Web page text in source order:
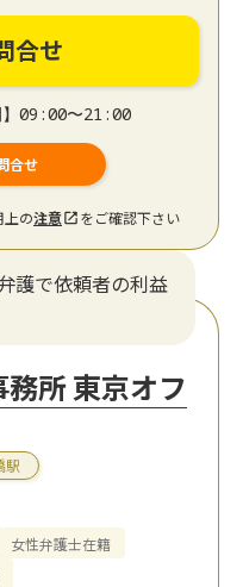
合せ
】09:00〜21:00
合せ
上の注意 をご確認下さい
護で依頼者の利益
所 東京オフ
駅
女性弁護士在籍